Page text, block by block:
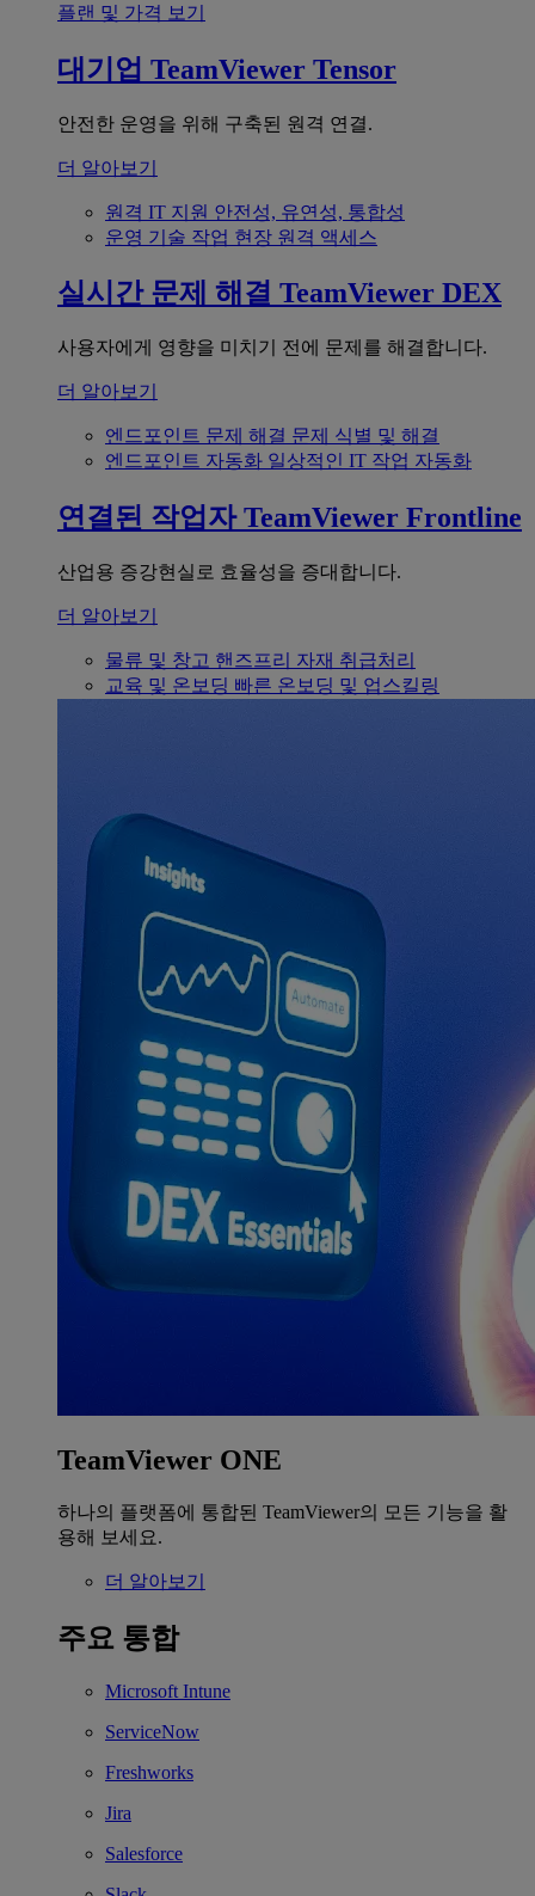
플랜 및 가격 보기
대기업 TeamViewer Tensor
안전한 운영을 위해 구축된 원격 연결.
더 알아보기
원격 IT 지원 안전성, 유연성, 통합성
운영 기술 작업 현장 원격 액세스
실시간 문제 해결 TeamViewer DEX
사용자에게 영향을 미치기 전에 문제를 해결합니다.
더 알아보기
엔드포인트 문제 해결 문제 식별 및 해결
엔드포인트 자동화 일상적인 IT 작업 자동화
연결된 작업자 TeamViewer Frontline
산업용 증강현실로 효율성을 증대합니다.
더 알아보기
물류 및 창고 핸즈프리 자재 취급처리
교육 및 온보딩 빠른 온보딩 및 업스킬링
TeamViewer ONE
하나의 플랫폼에 통합된 TeamViewer의 모든 기능을 활
용해 보세요.
더 알아보기
주요 통합
Microsoft Intune
ServiceNow
Freshworks
Jira
Salesforce